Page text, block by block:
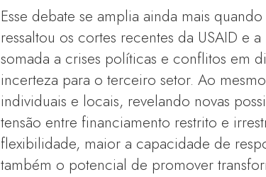
Esse debate se amplia ainda mais
ressaltou os cortes recentes da USAID e
somada a crises políticas e conflitos em
incerteza para o terceiro setor. Ao
individuais e locais, revelando novas
tensão entre financiamento restrito e
flexibilidade, maior a capacidade de
também o potencial de promover